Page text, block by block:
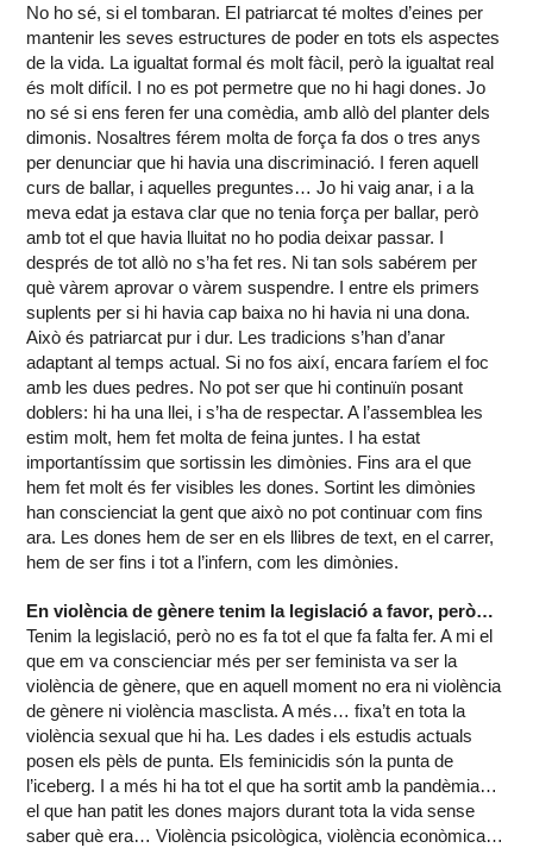
No ho sé, si el tombaran. El patriarcat té moltes d’eines per
mantenir les seves estructures de poder en tots els aspectes
de la vida. La igualtat formal és molt fàcil, però la igualtat real
és molt difícil. I no es pot permetre que no hi hagi dones. Jo
no sé si ens feren fer una comèdia, amb allò del planter dels
dimonis. Nosaltres férem molta de força fa dos o tres anys
per denunciar que hi havia una discriminació. I feren aquell
curs de ballar, i aquelles preguntes… Jo hi vaig anar, i a la
meva edat ja estava clar que no tenia força per ballar, però
amb tot el que havia lluitat no ho podia deixar passar. I
després de tot allò no s’ha fet res. Ni tan sols sabérem per
què vàrem aprovar o vàrem suspendre. I entre els primers
suplents per si hi havia cap baixa no hi havia ni una dona.
Això és patriarcat pur i dur. Les tradicions s’han d’anar
adaptant al temps actual. Si no fos així, encara faríem el foc
amb les dues pedres. No pot ser que hi continuïn posant
doblers: hi ha una llei, i s’ha de respectar. A l’assemblea les
estim molt, hem fet molta de feina juntes. I ha estat
importantíssim que sortissin les dimònies. Fins ara el que
hem fet molt és fer visibles les dones. Sortint les dimònies
han conscienciat la gent que això no pot continuar com fins
ara. Les dones hem de ser en els llibres de text, en el carrer,
hem de ser fins i tot a l’infern, com les dimònies.
En violència de gènere tenim la legislació a favor, però…
Tenim la legislació, però no es fa tot el que fa falta fer. A mi el
que em va conscienciar més per ser feminista va ser la
violència de gènere, que en aquell moment no era ni violència
de gènere ni violència masclista. A més… fixa’t en tota la
violència sexual que hi ha. Les dades i els estudis actuals
posen els pèls de punta. Els feminicidis són la punta de
l’iceberg. I a més hi ha tot el que ha sortit amb la pandèmia…
el que han patit les dones majors durant tota la vida sense
saber què era… Violència psicològica, violència econòmica…